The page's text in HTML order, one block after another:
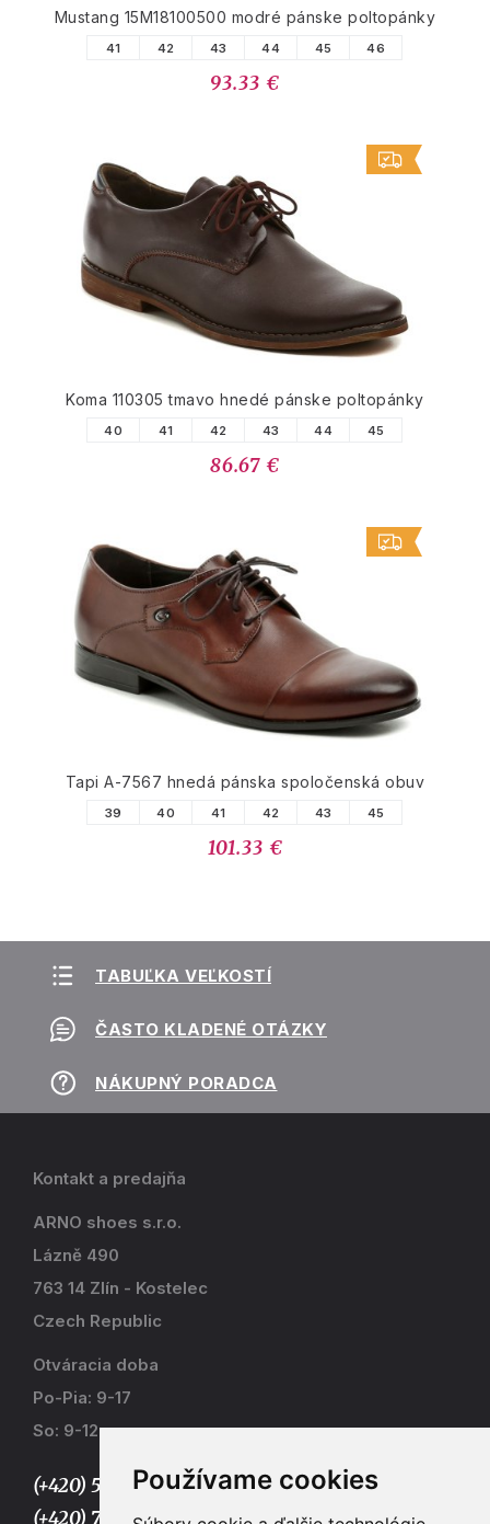
Používame cookies
Mustang 15M18100500 modré pánske poltopánky
41 42 43 44 45 46
93.33 €
Koma 110305 tmavo hnedé pánske poltopánky
40 41 42 43 44 45
86.67 €
Tapi A-7567 hnedá pánska spoločenská obuv
39 40 41 42 43 45
101.33 €
TABUĽKA VEĽKOSTÍ
ČASTO KLADENÉ OTÁZKY
NÁKUPNÝ PORADCA
Kontakt a predajňa
ARNO shoes s.r.o.
Lázně 490
763 14 Zlín - Kostelec
Czech Republic
Otváracia doba
Po-Pia: 9-17
So: 9-12
(+420) 577 915 036,
(+420) 773 667 390